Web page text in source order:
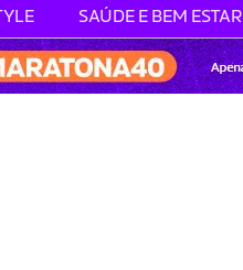
SAÚDE E BEM ESTAR